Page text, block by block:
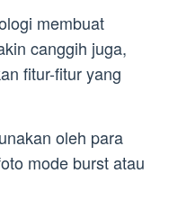
membuat
canggih juga,
fitur-fitur yang
oleh para
mode burst atau